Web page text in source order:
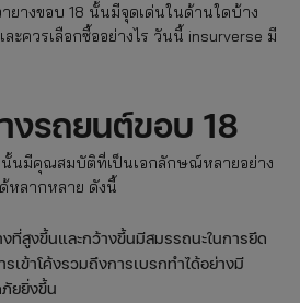
ยางขอบ 18 นั้นมีจุดเด่นในด้านใดบ้าง
ะควรเลือกซื้ออย่างไร วันนี้ insurverse มี
งรถยนต์ขอบ 18
คุณสมบัติที่เป็นเอกลักษณ์หลายอย่าง
หลากหลาย ดังนี้
งที่สูงขึ้นและกว้างขึ้นมีสมรรถนะในการยึด
รเข้าโค้งรวมถึงการเบรกทำได้อย่างมี
ยยิ่งขึ้น